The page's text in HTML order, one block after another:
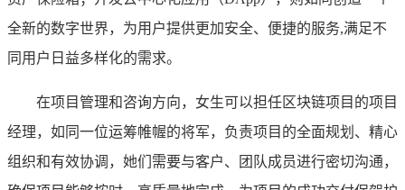
全新的数字世界，为用户提供更加安全、便捷的服务,满足不
同用户日益多样化的需求。
在项目管理和咨询方向，女生可以担任区块链项目的项目
经理，如同一位运筹帷幄的将军，负责项目的全面规划、精心
组织和有效协调，她们需要与客户、团队成员进行密切沟通，